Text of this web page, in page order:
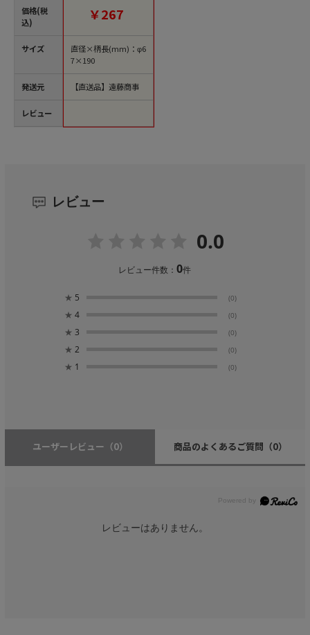
価格(税
込)
サイズ
発送元
レビュー
￥267
直径×柄長(mm)：φ6
7×190
【直送品】遠藤商事
レビュー
0.0
レビュー件数：0件
★ 5 (0)
★ 4 (0)
★ 3 (0)
★ 2 (0)
★ 1 (0)
ユーザーレビュー （0） 商品のよくあるご質問 （0）
レビューはありません。